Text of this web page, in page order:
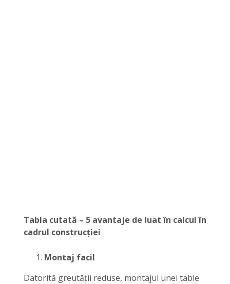
Tabla cutată – 5 avantaje de luat în calcul în
cadrul construcției
Montaj facil
Datorită greutății reduse, montajul unei table